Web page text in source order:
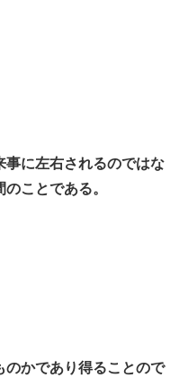
事に左右されるのではな
ことである。
のかであり得ることので